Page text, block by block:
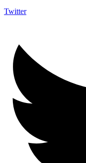
Twitter